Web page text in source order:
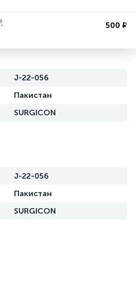
500 ₽
J-22-056
Пакистан
SURGICON
J-22-056
Пакистан
SURGICON